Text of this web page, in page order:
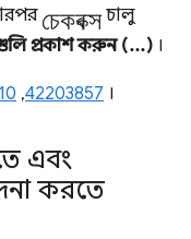
চেকবক্সচালু
প্রকাশ করুন (...) ।
,42203857 ।
এবং
করতে